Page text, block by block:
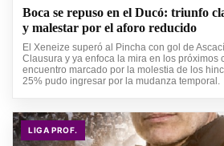
Boca se repuso en el Ducó: triunfo
y malestar por el aforo reducido
El Xeneize superó al Pincha con gol de
Clausura y ya enfoca la mira en los próximos
encuentro marcado por la molestia de los
25% pudo ingresar por la mudanza temporal.
LIGA PROF.